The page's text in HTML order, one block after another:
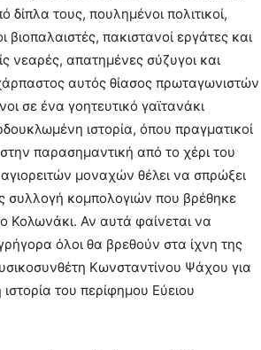
δίπλα τους, πουλημένοι πολιτικοί,
βιοπαλαιστές, πακιστανοί εργάτες και
νεαρές, απατημένες σύζυγοι και
αυτός θίασος πρωταγωνιστών
σε ένα γοητευτικό γαϊτανάκι
ιστορία, όπου πραγματικοί
παρασημαντική από το χέρι του
μοναχών θέλει να σπρώξει
συλλογή κομπολογιών που βρέθηκε
Κολωνάκι. Αν αυτά φαίνεται να
όλοι θα βρεθούν στα ίχνη της
Κωνσταντίνου Ψάχου για
του περίφημου Εύειου